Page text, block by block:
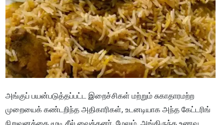
அங்குப் பயன்படுத்தப்பட்ட இறைச்சிகள் மற்றும் சுகாதாரமற்ற
முறையைக் கண்டறிந்த அதிகாரிகள், உடனடியாக அந்த கேட்டரிங்